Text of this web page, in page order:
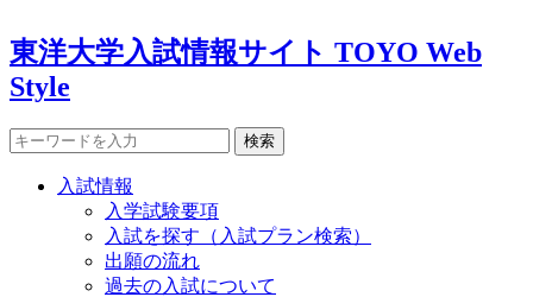
東洋大学入試情報サイト TOYO Web
Style
検索
入試情報
入学試験要項
入試を探す（入試プラン検索）
出願の流れ
過去の入試について